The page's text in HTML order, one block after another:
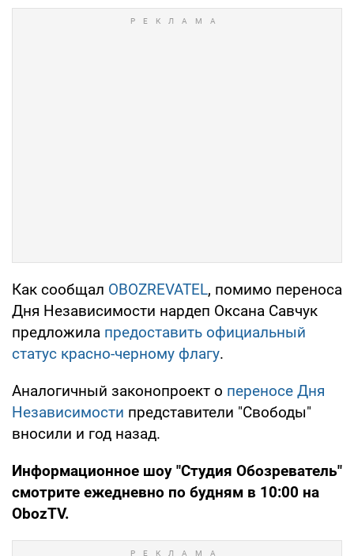
Как сообщал OBOZREVATEL, помимо переноса
Дня Независимости нардеп Оксана Савчук
предложила предоставить официальный
статус красно-черному флагу.
Аналогичный законопроект о переносе Дня
Независимости представители "Свободы"
вносили и год назад.
Информационное шоу "Студия Обозреватель"
смотрите ежедневно по будням в 10:00 на
ObozTV.